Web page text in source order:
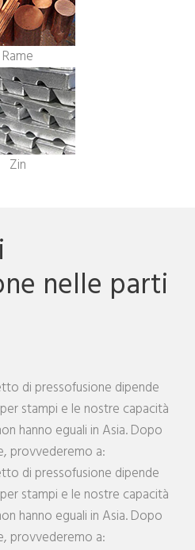
Rame
Zin
nelle parti
di pressofusione dipende
stampi e le nostre capacità
hanno eguali in Asia. Dopo
provvederemo a:
di pressofusione dipende
stampi e le nostre capacità
hanno eguali in Asia. Dopo
provvederemo a: